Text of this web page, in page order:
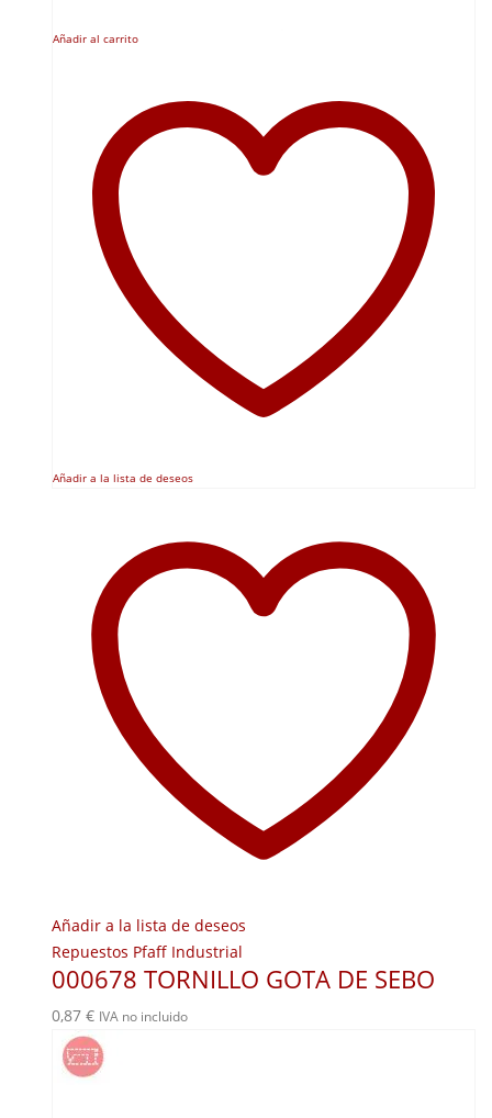
Añadir al carrito
Añadir a la lista de deseos
Añadir a la lista de deseos
Repuestos Pfaff Industrial
000678 TORNILLO GOTA DE SEBO
0,87 € IVA no incluido